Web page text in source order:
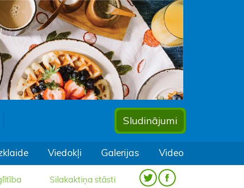
Sludinājumi
Viedokļi Galerijas Video
Silakaktiņa stāsti